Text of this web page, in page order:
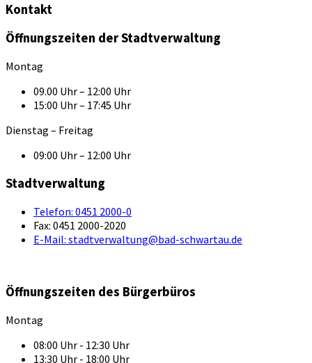
Kontakt
Öffnungszeiten der Stadtverwaltung
Montag
09.00 Uhr – 12:00 Uhr
15:00 Uhr – 17:45 Uhr
Dienstag – Freitag
09:00 Uhr – 12:00 Uhr
Stadtverwaltung
Telefon: 0451 2000-0
Fax: 0451 2000-2020
E-Mail: stadtverwaltung@bad-schwartau.de
Öffnungszeiten des Bürgerbüros
Montag
08:00 Uhr - 12:30 Uhr
13:30 Uhr - 18:00 Uhr